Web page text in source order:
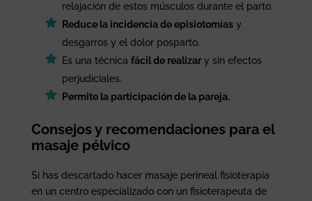
relajación de estos músculos durante el parto.
Reduce la incidencia de episiotomíasy
desgarros y el dolor posparto.
Es una técnica fácil de realizary sin efectos
perjudiciales.
Permite la participación de la pareja.
Consejos y recomendaciones para el
masaje pélvico
Si has descartado hacer masaje perineal fisioterapia
en un centro especializado con un fisioterapeuta de